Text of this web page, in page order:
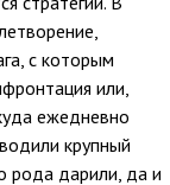
с которым
или,
ежедневно
крупный
рода дарили, да и